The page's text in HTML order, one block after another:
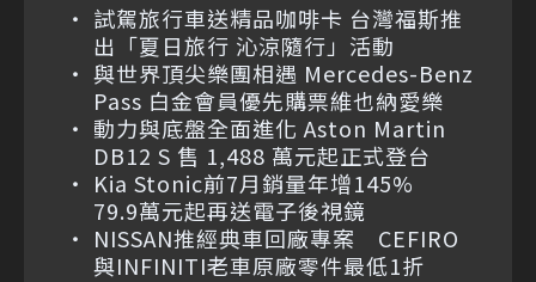
試駕旅行車送精品咖啡卡 台灣福斯推
出「夏日旅行 沁涼隨行」活動
與世界頂尖樂團相遇 Mercedes-Benz
Pass 白金會員優先購票維也納愛樂
動力與底盤全面進化 Aston Martin
DB12 S 售 1,488 萬元起正式登台
Kia Stonic前7月銷量年增145%
79.9萬元起再送電子後視鏡
NISSAN推經典車回廠專案 CEFIRO
與INFINITI老車原廠零件最低1折